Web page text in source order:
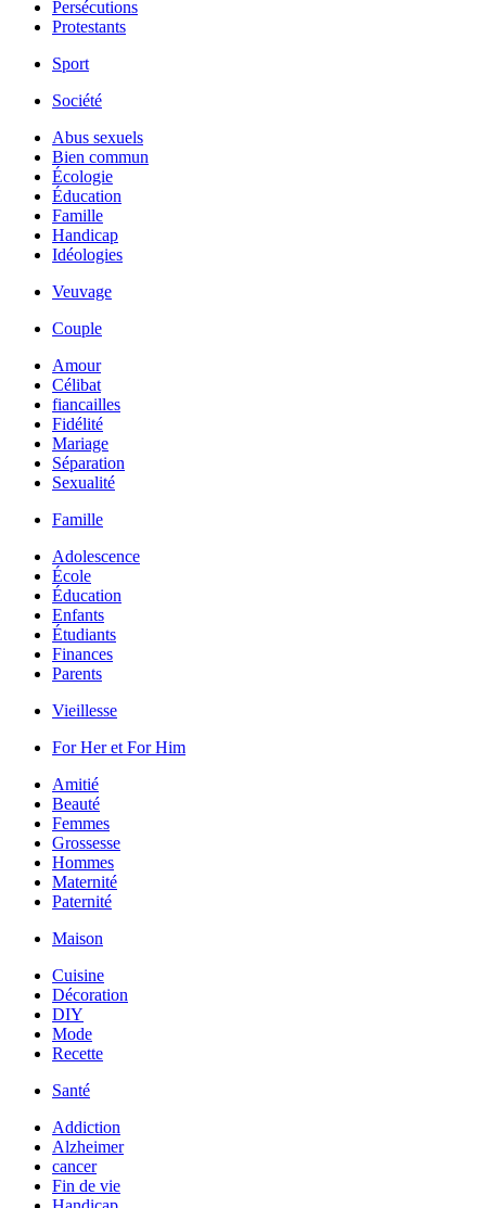
Persécutions
Protestants
Sport
Société
Abus sexuels
Bien commun
Écologie
Éducation
Famille
Handicap
Idéologies
Veuvage
Couple
Amour
Célibat
fiancailles
Fidélité
Mariage
Séparation
Sexualité
Famille
Adolescence
École
Éducation
Enfants
Étudiants
Finances
Parents
Vieillesse
For Her et For Him
Amitié
Beauté
Femmes
Grossesse
Hommes
Maternité
Paternité
Maison
Cuisine
Décoration
DIY
Mode
Recette
Santé
Addiction
Alzheimer
cancer
Fin de vie